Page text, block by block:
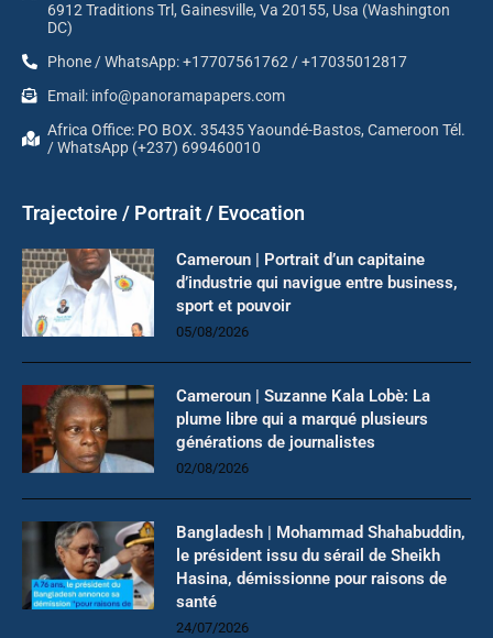
6912 Traditions Trl, Gainesville, Va 20155, Usa (Washington
DC)
Phone / WhatsApp: +17707561762 / +17035012817
Email: info@panoramapapers.com
Africa Office: PO BOX. 35435 Yaoundé-Bastos, Cameroon Tél.
/ WhatsApp (+237) 699460010
Trajectoire / Portrait / Evocation
Cameroun | Portrait d’un capitaine
d’industrie qui navigue entre business,
sport et pouvoir
05/08/2026
Cameroun | Suzanne Kala Lobè: La
plume libre qui a marqué plusieurs
générations de journalistes
02/08/2026
Bangladesh | Mohammad Shahabuddin,
le président issu du sérail de Sheikh
Hasina, démissionne pour raisons de
santé
24/07/2026